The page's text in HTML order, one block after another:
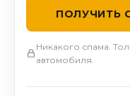
Никакого спама.
автомобиля.